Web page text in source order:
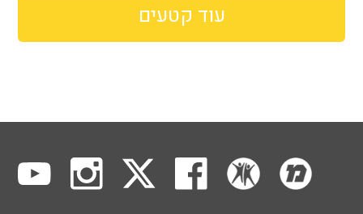
עוד קטעים